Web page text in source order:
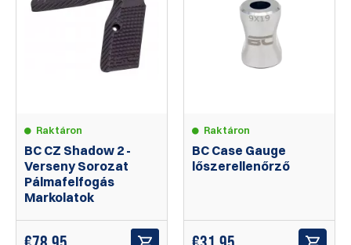
Raktáron
BC CZ Shadow 2 -
Verseny Sorozat
Pálmafelfogás
Markolatok
Raktáron
BC Case Gauge
lőszerellenőrző